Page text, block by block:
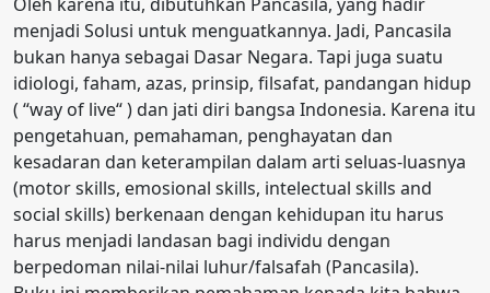
menjadi Solusi untuk menguatkannya. Jadi, Pancasila
bukan hanya sebagai Dasar Negara. Tapi juga suatu
idiologi, faham, azas, prinsip, filsafat, pandangan hidup
( “way of live“ ) dan jati diri bangsa Indonesia. Karena itu
pengetahuan, pemahaman, penghayatan dan
kesadaran dan keterampilan dalam arti seluas-luasnya
(motor skills, emosional skills, intelectual skills and
social skills) berkenaan dengan kehidupan itu harus
harus menjadi landasan bagi individu dengan
berpedoman nilai-nilai luhur/falsafah (Pancasila).